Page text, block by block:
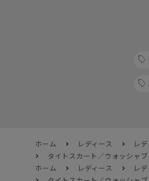
ホーム レディース レ
タイトスカート／ウォッシャ
ホーム
レディース レ